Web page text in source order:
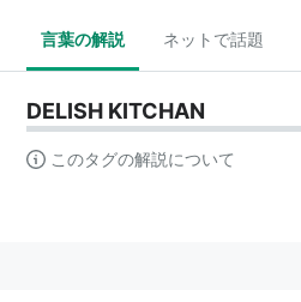
言葉の解説 ネットで話題
DELISH KITCHAN
このタグの解説について